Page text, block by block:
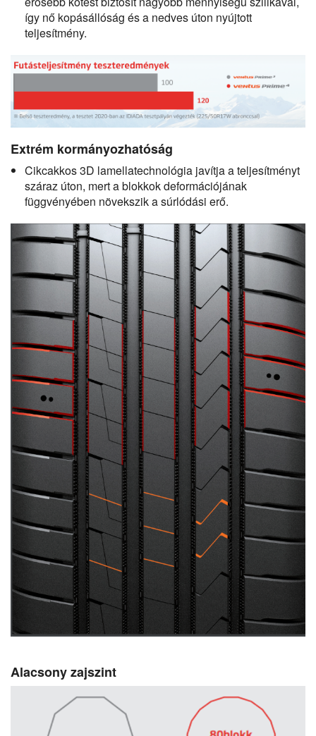
így nő kopásállóság és a nedves úton nyújtott
teljesítmény.
Extrém kormányozhatóság
Cikcakkos 3D lamellatechnológia javítja a teljesítményt
száraz úton, mert a blokkok deformációjának
függvényében növekszik a súrlódási erő.
Alacsony zajszint